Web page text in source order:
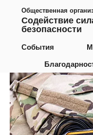
Общественная
Содействие
безопасности
События